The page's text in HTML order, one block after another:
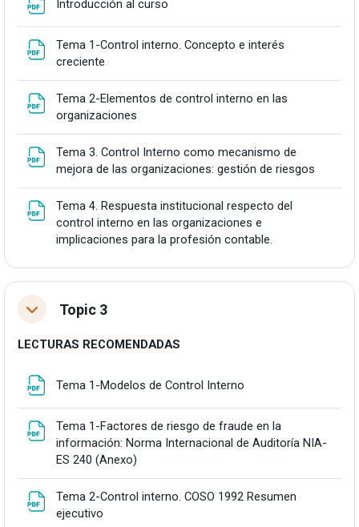
Introducción al curso
Tema 1-Control interno. Concepto e interés
creciente
Tema 2-Elementos de control interno en las
organizaciones
Tema 3. Control Interno como mecanismo de
mejora de las organizaciones: gestión de riesgos
Tema 4. Respuesta institucional respecto del
control interno en las organizaciones e
implicaciones para la profesión contable.
TolestuTopic 3
LECTURAS RECOMENDADAS
Tema 1-Modelos de Control Interno
Tema 1-Factores de riesgo de fraude en la
información: Norma Internacional de Auditoría NIA-
ES 240 (Anexo)
Tema 2-Control interno. COSO 1992 Resumen
ejecutivo